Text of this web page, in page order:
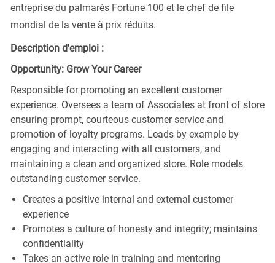
entreprise du palmarès Fortune 100 et le chef de file
mondial de la vente à prix réduits.
Description d'emploi :
Opportunity: Grow Your Career
Responsible for promoting an excellent customer
experience. Oversees a team of Associates at front of store
ensuring prompt, courteous customer service and
promotion of loyalty programs. Leads by example by
engaging and interacting with all customers, and
maintaining a clean and organized store. Role models
outstanding customer service.
Creates a positive internal and external customer
experience
Promotes a culture of honesty and integrity; maintains
confidentiality
Takes an active role in training and mentoring